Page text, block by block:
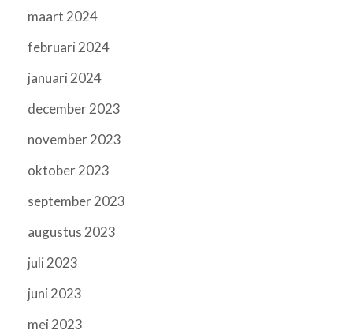
maart 2024
februari 2024
januari 2024
december 2023
november 2023
oktober 2023
september 2023
augustus 2023
juli 2023
juni 2023
mei 2023